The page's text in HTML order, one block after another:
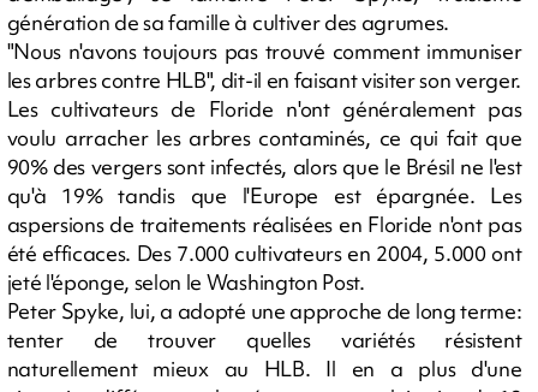
génération de sa famille à cultiver des agrumes.
"Nous n'avons toujours pas trouvé comment immuniser
les arbres contre HLB", dit-il en faisant visiter son verger.
Les cultivateurs de Floride n'ont généralement pas
voulu arracher les arbres contaminés, ce qui fait que
90% des vergers sont infectés, alors que le Brésil ne l'est
qu'à 19% tandis que l'Europe est épargnée. Les
aspersions de traitements réalisées en Floride n'ont pas
été efficaces. Des 7.000 cultivateurs en 2004, 5.000 ont
jeté l'éponge, selon le Washington Post.
Peter Spyke, lui, a adopté une approche de long terme:
tenter de trouver quelles variétés résistent
naturellement mieux au HLB. Il en a plus d'une